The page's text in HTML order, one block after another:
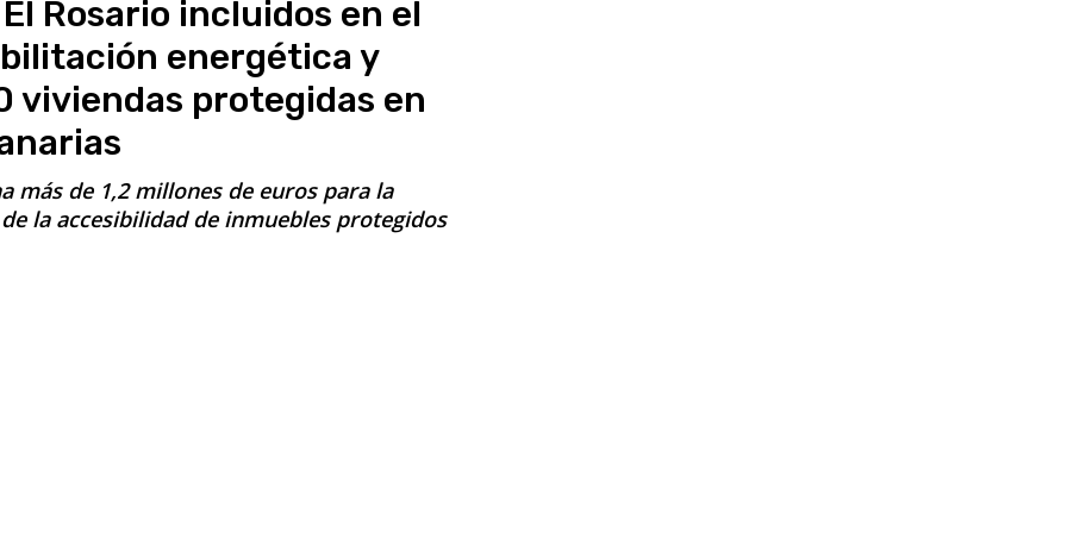
Rosario incluidos en el
energética y
viviendas protegidas en
más de 1,2 millones de euros para la
la accesibilidad de inmuebles protegidos